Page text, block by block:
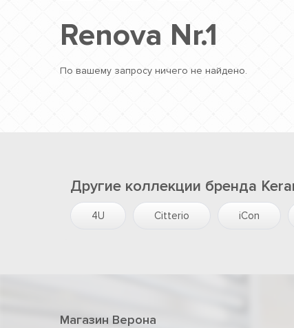
Renova Nr.1
По вашему запросу ничего не найдено.
Другие коллекции бренда
4U Citterio iCon
Магазин Верона